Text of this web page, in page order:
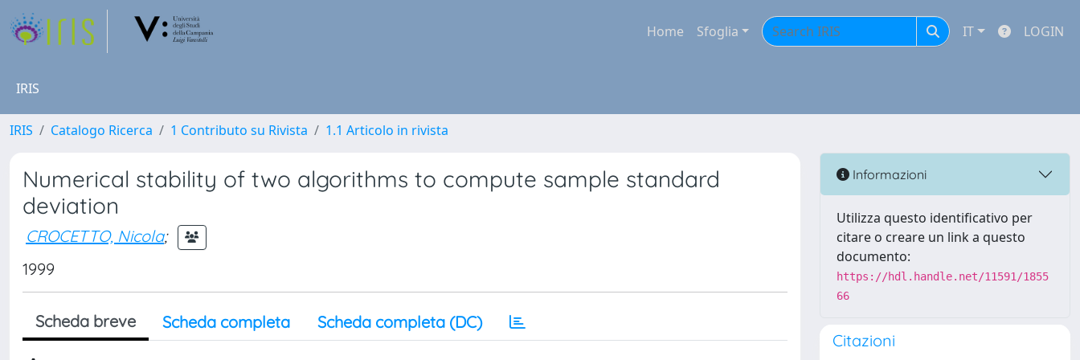
Home Sfoglia IT LOGIN
IRIS
IRIS Catalogo Ricerca 1 Contributo su Rivista 1.1 Articolo in rivista
Numerical stability of two algorithms to compute sample standard
deviation
CROCETTO, Nicola;
1999
Scheda breve Scheda completa Scheda completa (DC)
Informazioni
Utilizza questo identificativo per
citare o creare un link a questo
documento:
https://hdl.handle.net/11591/1855
66
Citazioni